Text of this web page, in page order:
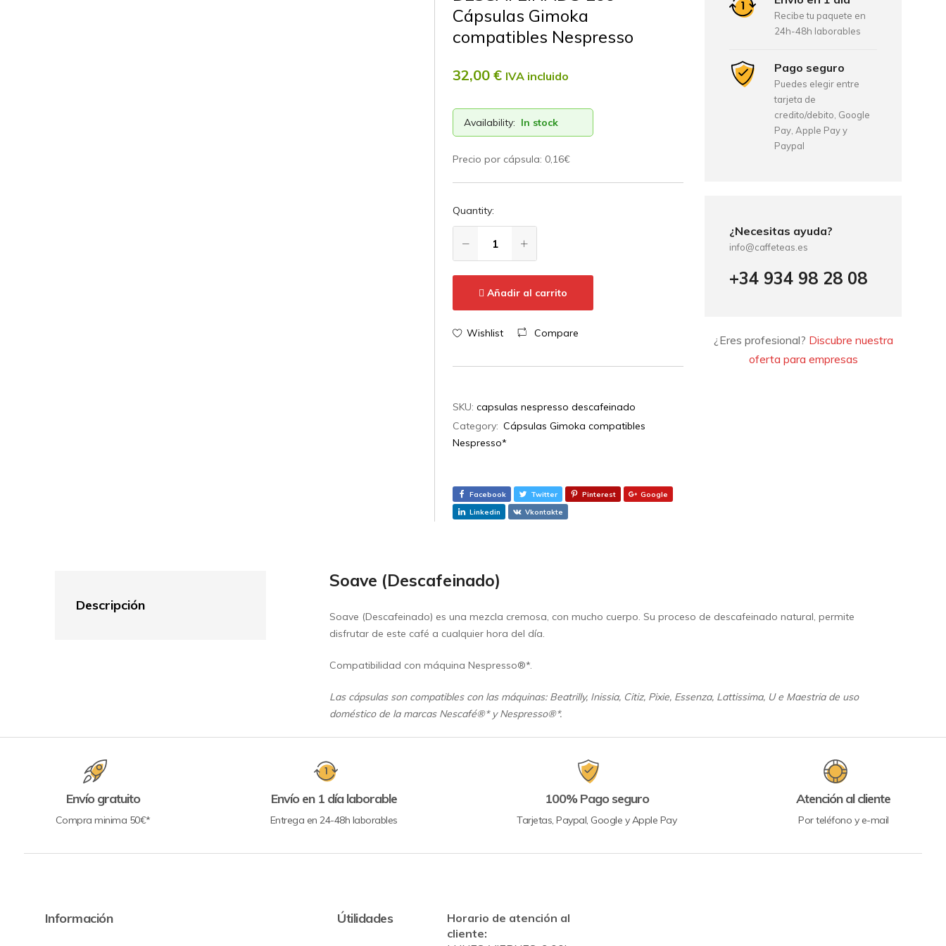
Cápsulas Gimoka
compatibles Nespresso
32,00€ IVA incluido
Availability: In stock
Precio por cápsula: 0,16€
Quantity:
Añadir al carrito
Wishlist Compare
SKU:capsulas nespresso descafeinado
Category: Cápsulas Gimoka compatibles
Nespresso*
Facebook Twitter Pinterest
Google
Linkedin
Vkontakte
Recibe tu paquete en
24h-48h laborables
Pago seguro
Puedes elegir entre
tarjeta de
credito/debito, Google
Pay, Apple Pay y
Paypal
¿Necesitas ayuda?
info@caffeteas.es
+34 934 98 28 08
¿Eres profesional? Discubre nuestra
oferta para empresas
Descripción
Soave (Descafeinado)
Soave (Descafeinado) es una mezcla cremosa, con mucho cuerpo. Su proceso de descafeinado natural, permite
disfrutar de este café a cualquier hora del día.
Compatibilidad con máquina Nespresso®*.
Las cápsulas son compatibles con las máquinas: Beatrilly, Inissia, Citiz, Pixie, Essenza, Lattissima, U e Maestria de uso
doméstico de la marcas Nescafé®* y Nespresso®*.
Envío gratuito
Compra minima 50€*
Envío en 1 día laborable
Entrega en 24-48h laborables
100% Pago seguro
Tarjetas, Paypal, Google y Apple Pay
Atención al cliente
Por teléfono y e-mail
Información Útilidades
Horario de atención al
cliente: